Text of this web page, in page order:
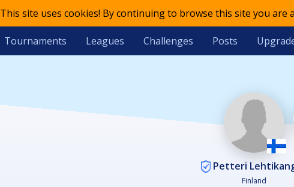
This site uses cookies! By continuing to browse this site you are
Tournaments Leagues Challenges Posts
Petteri
Finland